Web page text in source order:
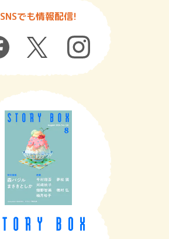
SNSでも情報配信!